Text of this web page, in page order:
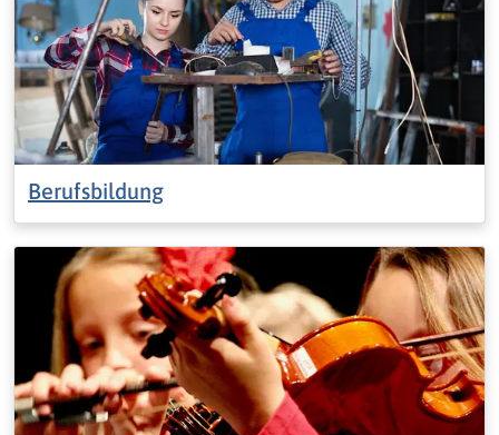
Berufsbildung